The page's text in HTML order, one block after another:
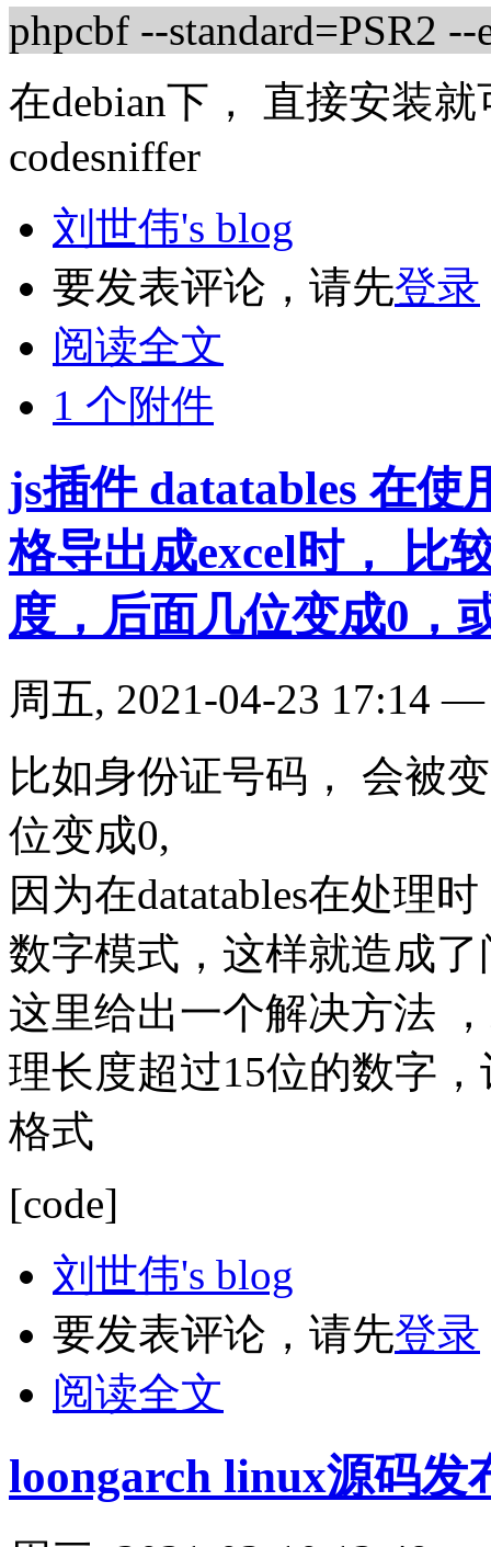
phpcbf --standard=PSR2
在debian下， 直接安装
codesniffer
刘世伟's blog
要发表评论，请先登录
阅读全文
1 个附件
js插件 datatables 在使
格导出成excel时， 比
度，后面几位变成0，
周五, 2021-04-23 17:14
比如身份证号码， 会被
位变成0,
因为在datatables在处理
数字模式，这样就造成了
这里给出一个解决方法
理长度超过15位的数字
格式
[code]
刘世伟's blog
要发表评论，请先登录
阅读全文
loongarch linux源码发